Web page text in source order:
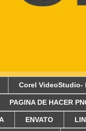
Corel VideoStudio-
PAGINA DE HACER
ENVATO